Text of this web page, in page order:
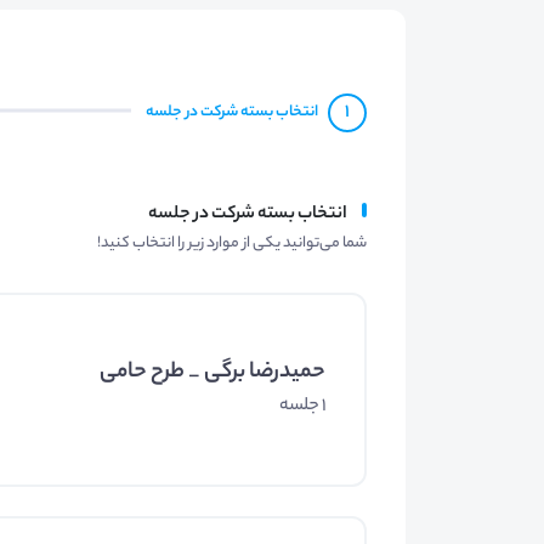
1 انتخاب بسته شرکت در جلسه
انتخاب بسته شرکت در جلسه
شما می‌توانید یکی از موارد زیر را انتخاب کنید!
حمیدرضا برگی _ طرح حامی
1 جلسه